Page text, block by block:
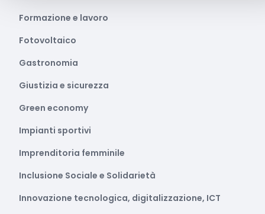
Formazione e lavoro
Fotovoltaico
Gastronomia
Giustizia e sicurezza
Green economy
Impianti sportivi
Imprenditoria femminile
Inclusione Sociale e Solidarietà
Innovazione tecnologica, digitalizzazione, ICT